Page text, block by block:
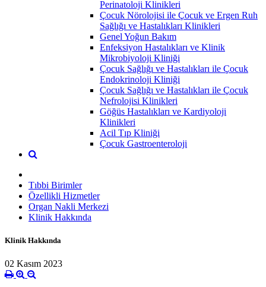
Perinatoloji Klinikleri
Çocuk Nörolojisi ile Çocuk ve Ergen Ruh
Sağlığı ve Hastalıkları Klinikleri
Genel Yoğun Bakım
Enfeksiyon Hastalıkları ve Klinik
Mikrobiyoloji Kliniği
Çocuk Sağlığı ve Hastalıkları ile Çocuk
Endokrinoloji Kliniği
Çocuk Sağlığı ve Hastalıkları ile Çocuk
Nefrolojisi Klinikleri
Göğüs Hastalıkları ve Kardiyoloji
Klinikleri
Acil Tıp Kliniği
Çocuk Gastroenteroloji
Tıbbi Birimler
Özellikli Hizmetler
Organ Nakli Merkezi
Klinik Hakkında
Klinik Hakkında
02 Kasım 2023